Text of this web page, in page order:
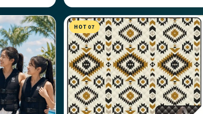
HOT 07